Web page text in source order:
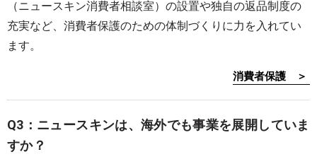
（ニュースキン消費者相談室）の設置や独自の返品制度の
充実など、消費者保護のための体制づくりに力を入れてい
ます。
消費者保護 ＞
Q3：ニュースキンは、海外でも事業を展開していま
すか？